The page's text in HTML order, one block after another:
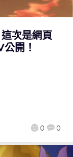
次是網頁
開！
0 0